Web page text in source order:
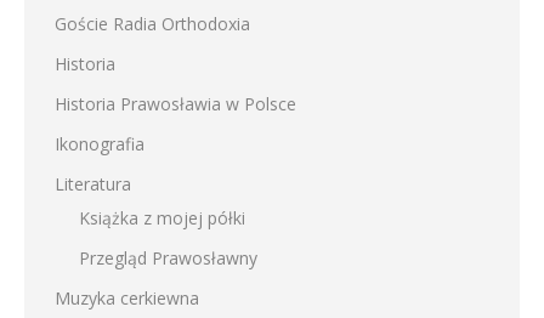
Goście Radia Orthodoxia
Historia
Historia Prawosławia w Polsce
Ikonografia
Literatura
Książka z mojej półki
Przegląd Prawosławny
Muzyka cerkiewna